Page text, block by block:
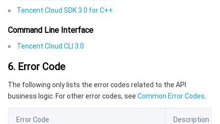
Tencent Cloud SDK 3.0 for C++
Command Line Interface
Tencent Cloud CLI 3.0
6. Error Code
The following only lists the error codes related to the API
business logic. For other error codes, see Common Error Codes
Error Code Description